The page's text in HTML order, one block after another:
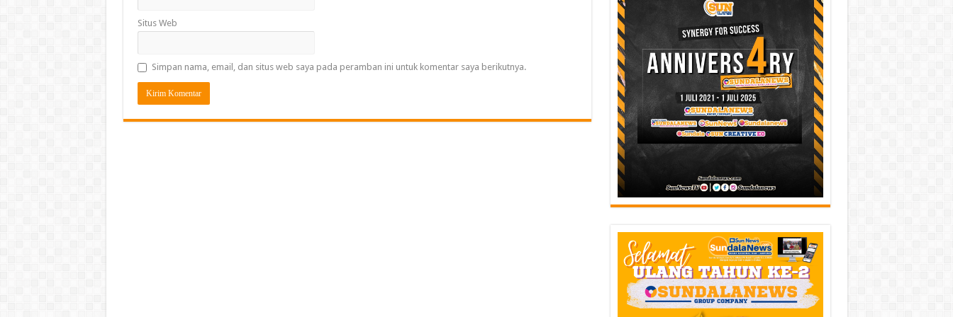
Situs Web
Simpan nama, email, dan situs web saya pada peramban ini untuk komentar saya berikutnya.